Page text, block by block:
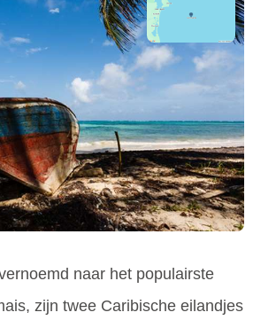
naar het populairste
zijn twee Caribische eilandjes